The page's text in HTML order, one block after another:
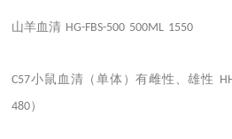
山羊血清 HG-FBS-500 500ML 1550
C57小鼠血清（单体）有雌性、雄性
480）